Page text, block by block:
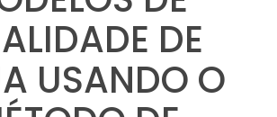
DE
USANDO O